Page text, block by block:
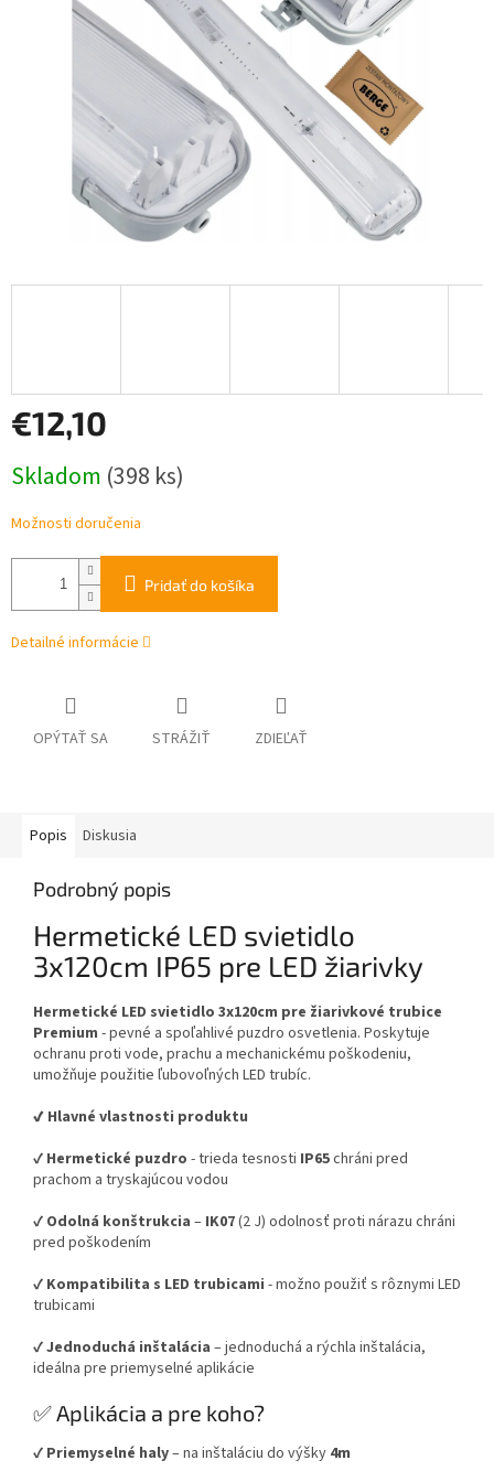
€12,10
cena:
Skladom (398 ks)
Možnosti doručenia
Pridať do košíka
Detailné informácie
OPÝTAŤ SA STRÁŽIŤ ZDIEĽAŤ
Popis Diskusia
Podrobný popis
Hermetické LED svietidlo
3x120cm IP65 pre LED žiarivky
Hermetické LED svietidlo 3x120cm pre žiarivkové trubice
Premium - pevné a spoľahlivé puzdro osvetlenia. Poskytuje
ochranu proti vode, prachu a mechanickému poškodeniu,
umožňuje použitie ľubovoľných LED trubíc.
✔️ Hlavné vlastnosti produktu
✔ Hermetické puzdro - trieda tesnosti IP65chráni pred
prachom a tryskajúcou vodou
✔ Odolná konštrukcia – IK07(2 J) odolnosť proti nárazu chráni
pred poškodením
✔ Kompatibilita s LED trubicami - možno použiť s rôznymi LED
trubicami
✔Jednoduchá inštalácia – jednoduchá a rýchla inštalácia,
ideálna pre priemyselné aplikácie
✅ Aplikácia a pre koho?
✔ Priemyselné haly– na inštaláciu do výšky 4m